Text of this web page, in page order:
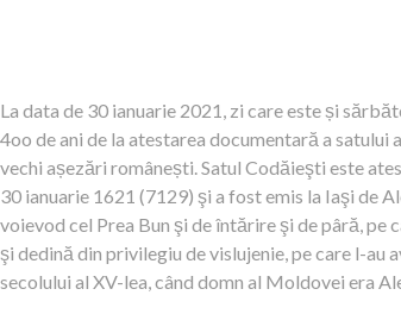
La data de 30 ianuarie 2021, zi care este și
4oo de ani de la atestarea documentară a
vechi așezări românești. Satul Codăieşti este
30 ianuarie 1621 (7129) şi a fost emis la Iaşi de
voievod cel Prea Bun şi de întărire şi de pâră, pe
şi dedină din privilegiu de vislujenie, pe care l-au
secolului al XV-lea, când domn al Moldovei era